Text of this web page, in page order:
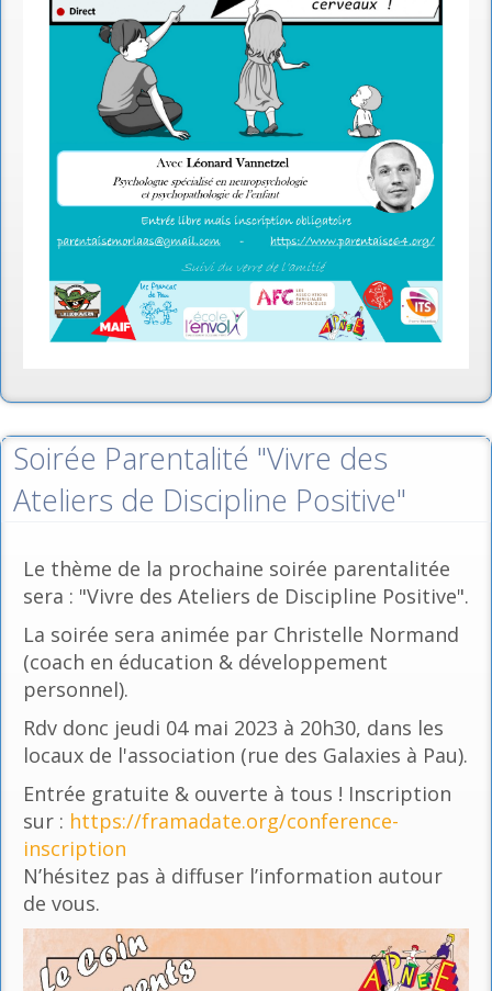
Soirée Parentalité "Vivre des
Ateliers de Discipline Positive"
Le thème de la prochaine soirée parentalitée
sera : "Vivre des Ateliers de Discipline Positive".
La soirée sera animée par Christelle Normand
(coach en éducation & développement
personnel).
Rdv donc jeudi 04 mai 2023 à 20h30, dans les
locaux de l'association (rue des Galaxies à Pau).
Entrée gratuite & ouverte à tous ! Inscription
sur : https://framadate.org/conference-
inscription
N’hésitez pas à diffuser l’information autour
de vous.